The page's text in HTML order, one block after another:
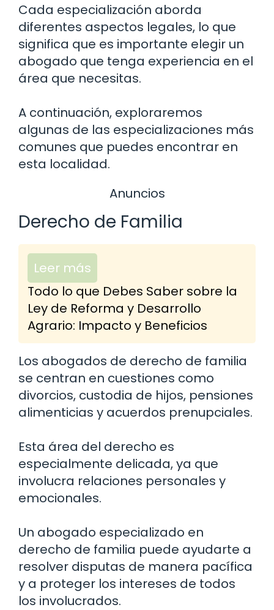
Cada especialización aborda
diferentes aspectos legales, lo que
significa que es importante elegir un
abogado que tenga experiencia en el
área que necesitas.
A continuación, exploraremos
algunas de las especializaciones más
comunes que puedes encontrar en
esta localidad.
Anuncios
Derecho de Familia
Leer más
Todo lo que Debes Saber sobre la
Ley de Reforma y Desarrollo
Agrario: Impacto y Beneficios
Los abogados de derecho de familia
se centran en cuestiones como
divorcios, custodia de hijos, pensiones
alimenticias y acuerdos prenupciales.
Esta área del derecho es
especialmente delicada, ya que
involucra relaciones personales y
emocionales.
Un abogado especializado en
derecho de familia puede ayudarte a
resolver disputas de manera pacífica
y a proteger los intereses de todos
los involucrados.